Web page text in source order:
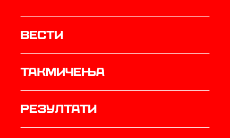
Вести
Такмичења
резултати